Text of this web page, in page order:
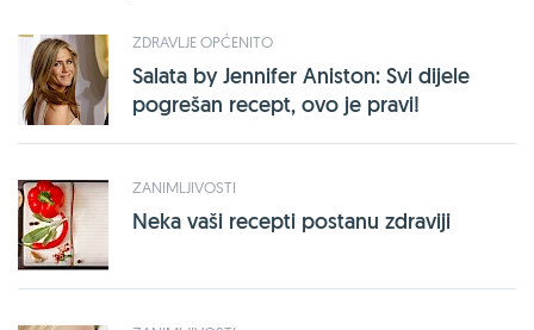
ZDRAVLJE OPĆENITO
Salata by Jennifer Aniston: Svi dijele
pogrešan recept, ovo je pravi!
ZANIMLJIVOSTI
Neka vaši recepti postanu zdraviji